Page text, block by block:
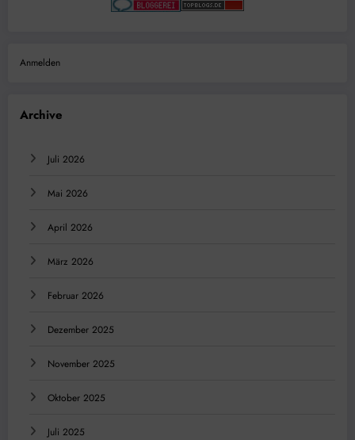
Anmelden
Archive
Juli 2026
Mai 2026
April 2026
März 2026
Februar 2026
Dezember 2025
November 2025
Oktober 2025
Juli 2025